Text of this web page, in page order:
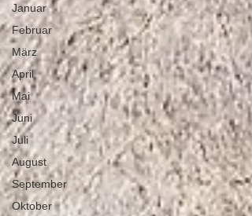
Januar
Februar
März
April
Mai
Juni
Juli
August
September
Oktober